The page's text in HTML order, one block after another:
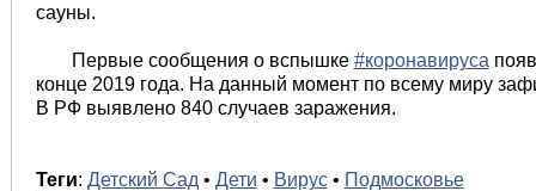
сауны.
Первые сообщения о вспышке #коронавируса
конце 2019 года. На данный момент по всему миру
В РФ выявлено 840 случаев заражения.
Теги: Детский Сад • Дети • Вирус• Подмосковье